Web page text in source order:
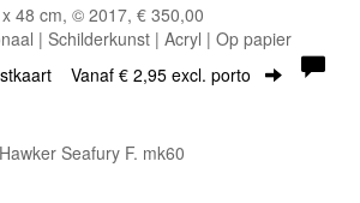
48 cm, © 2017, € 350,00
| Schilderkunst | Acryl | Op papier
Vanaf € 2,95 excl. porto
Hawker Seafury F. mk60